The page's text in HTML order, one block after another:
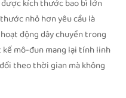
kích thước bao bì lớn
nhỏ hơn yêu cầu là
động dây chuyền trong
kế mô-đun mang lại tính linh
theo thời gian mà không